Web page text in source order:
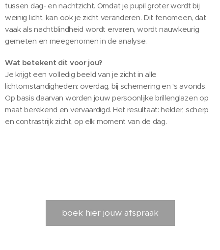
tussen dag- en nachtzicht. Omdat je pupil groter wordt bij
weinig licht, kan ook je zicht veranderen. Dit fenomeen, dat
vaak als nachtblindheid wordt ervaren, wordt nauwkeurig
gemeten en meegenomen in de analyse.
Wat betekent dit voor jou?
Je krijgt een volledig beeld van je zicht in alle
lichtomstandigheden: overdag, bij schemering en 's avonds.
Op basis daarvan worden jouw persoonlijke brillenglazen op
maat berekend en vervaardigd. Het resultaat: helder, scherp
en contrastrijk zicht, op elk moment van de dag.
boek hier jouw afspraak